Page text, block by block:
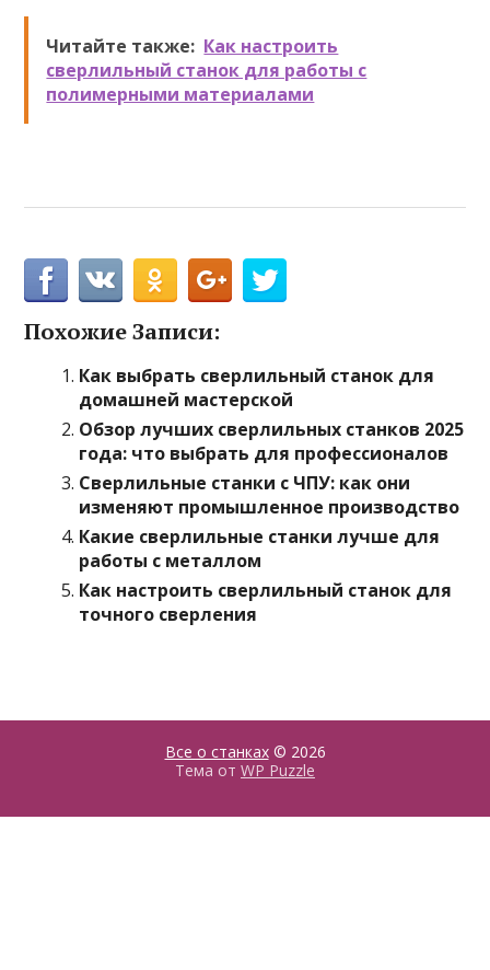
Читайте также: Как настроить
сверлильный станок для работы с
полимерными материалами
Похожие Записи:
Как выбрать сверлильный станок для
домашней мастерской
Обзор лучших сверлильных станков 2025
года: что выбрать для профессионалов
Сверлильные станки с ЧПУ: как они
изменяют промышленное производство
Какие сверлильные станки лучше для
работы с металлом
Как настроить сверлильный станок для
точного сверления
Все о станках© 2026
Тема от WP Puzzle